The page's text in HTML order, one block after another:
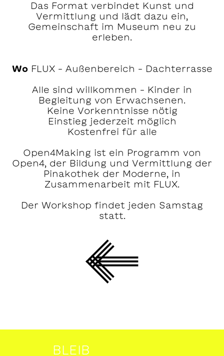
Das Format verbindet Kunst und
Vermittlung und lädt dazu ein,
Gemeinschaft im Museum neu zu
erleben.
WoFLUX – Außenbereich – Dachterrasse
Alle sind willkommen – Kinder in
Begleitung von Erwachsenen.
Keine Vorkenntnisse nötig
Einstieg jederzeit möglich
Kostenfrei für alle
Open4Making ist ein Programm von
Open4, der Bildung und Vermittlung der
Pinakothek der Moderne, in
Zusammenarbeit mit FLUX.
Der Workshop findet jeden Samstag
statt.
BLEIB